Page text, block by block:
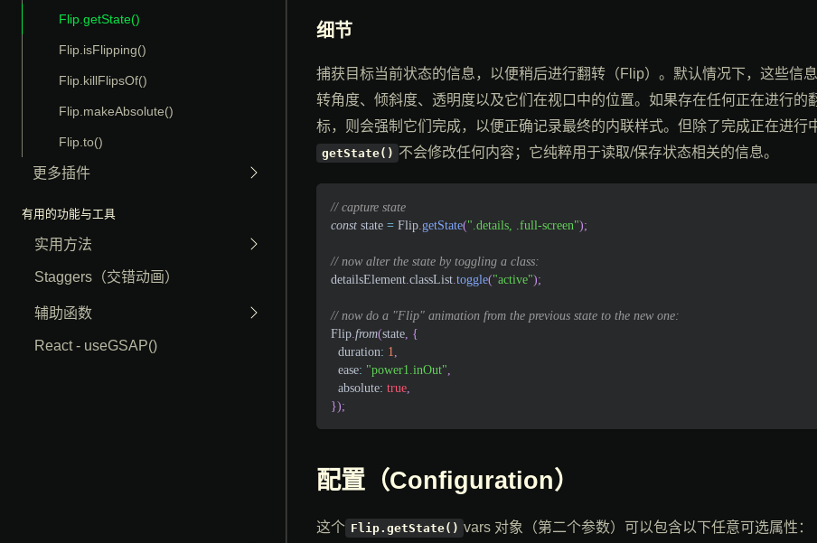
Flip.getState()
Flip.isFlipping()
Flip.killFlipsOf()
Flip.makeAbsolute()
Flip.to()
更多插件
有用的功能与工具
实用方法
Staggers（交错动画）
辅助函数
React - useGSAP()
细节
捕获目标当前状态的信息，以便稍后进行翻转（Flip）。默认情况下，这些信
转角度、倾斜度、透明度以及它们在视口中的位置。如果存在任何正在进行的
标，则会强制它们完成，以便正确记录最终的内联样式。但除了完成正在进行
getState() 不会修改任何内容；它纯粹用于读取/保存状态相关的信息。
// capture state
const state = Flip getState(".details, .full-screen");
// now alter the state by toggling a class:
detailsElement classList toggle("active");
// now do a "Flip" animation from the previous state to the new one:
Flip from(state {
duration: 1
ease: "power1.inOut"
absolute: true
});
配置（Configuration）
这个 Flip.getState() vars 对象（第二个参数）可以包含以下任意可选属性：